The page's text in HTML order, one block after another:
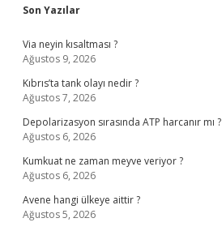
Sidebar
Son Yazılar
Via neyin kısaltması ?
Ağustos 9, 2026
Kıbrıs’ta tank olayı nedir ?
Ağustos 7, 2026
Depolarizasyon sırasında ATP harcanır mı ?
Ağustos 6, 2026
Kumkuat ne zaman meyve veriyor ?
Ağustos 6, 2026
Avene hangi ülkeye aittir ?
Ağustos 5, 2026